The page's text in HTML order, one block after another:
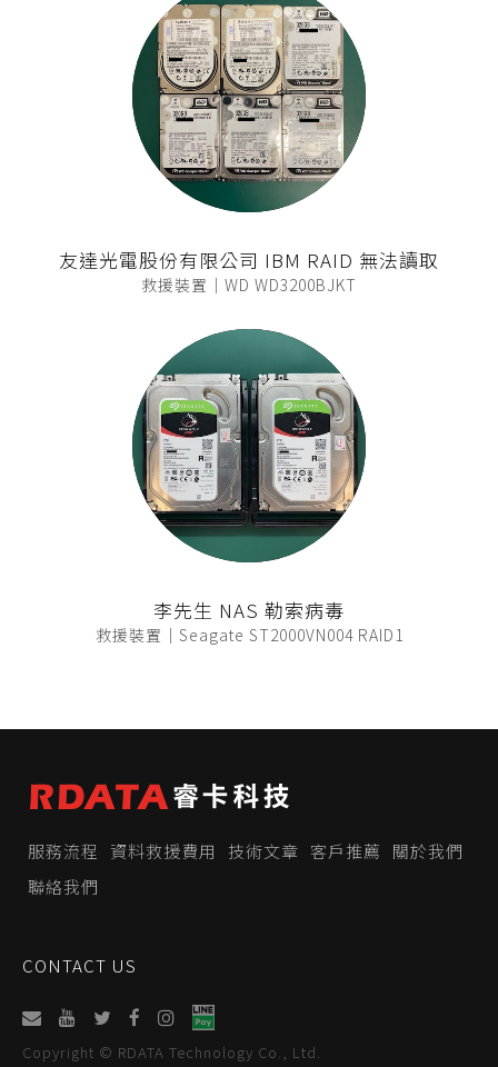
友達光電股份有限公司 IBM RAID 無法讀取
救援裝置｜WD WD3200BJKT
李先生 NAS 勒索病毒
救援裝置｜Seagate ST2000VN004 RAID1
服務流程 資料救援費用 技術文章 客戶推薦
關於我們
聯絡我們
CONTACT US
Copyright © RDATA Technology Co., Ltd.